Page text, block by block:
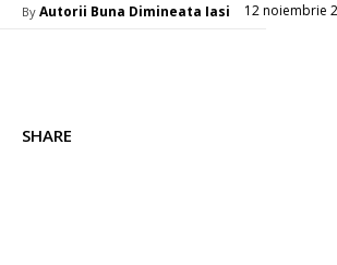
By Autorii Buna Dimineata Iasi 12 noiembrie
SHARE